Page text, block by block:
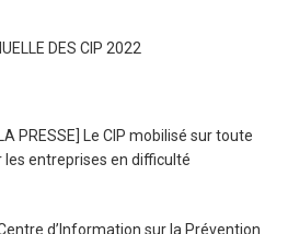
DES CIP 2022
PRESSE] Le CIP mobilisé sur toute
les entreprises en difficulté
d’Information sur la Prévention